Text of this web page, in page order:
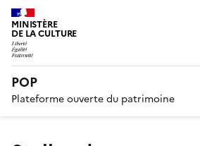
MINISTÈRE
DE LA CULTURE
POP
Plateforme ouverte du patrimoine